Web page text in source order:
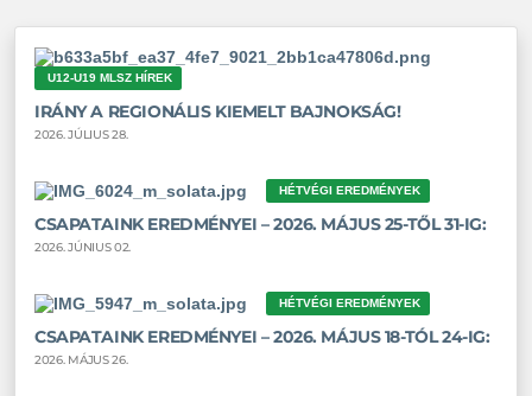
U12-U19 MLSZ HÍREK
IRÁNY A REGIONÁLIS KIEMELT BAJNOKSÁG!
2026. JÚLIUS 28.
HÉTVÉGI EREDMÉNYEK
CSAPATAINK EREDMÉNYEI – 2026. MÁJUS 25-TŐL 31-IG:
2026. JÚNIUS 02.
HÉTVÉGI EREDMÉNYEK
CSAPATAINK EREDMÉNYEI – 2026. MÁJUS 18-TÓL 24-IG:
2026. MÁJUS 26.